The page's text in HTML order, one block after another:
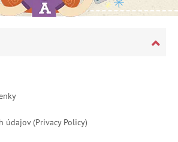
údajov (Privacy Policy)